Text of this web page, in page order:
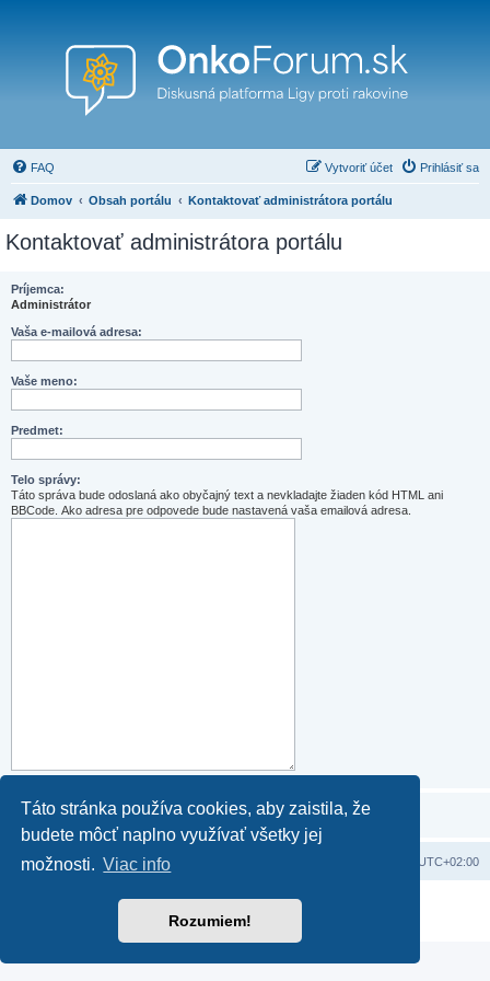
Táto stránka používa cookies, aby zaistila, že
budete môcť naplno využívať všetky jej
možnosti. Viac info
Rozumiem!
FAQ Prihlásiť sa
Vytvoriť účet
Domov Obsah portálu Kontaktovať administrátora portálu
Kontaktovať administrátora portálu
Príjemca:
Administrátor
Vaša e-mailová adresa:
Vaše meno:
Predmet:
Telo správy:
Táto správa bude odoslaná ako obyčajný text a nevkladajte žiaden kód HTML ani
BBCode. Ako adresa pre odpovede bude nastavená vaša emailová adresa.
Domov Obsah portálu UTC+02:00
Založené naphpBB® Forum Software © phpBB Limited
Súkromie|Podmienky